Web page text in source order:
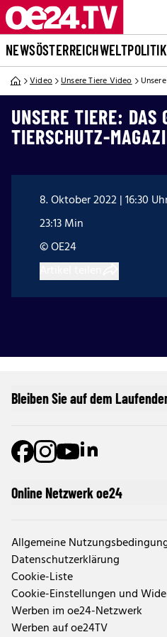
NEWSÖSTERREICHWELTPOLITIK
Video Unsere Tiere Video
UNSERE TIERE: DAS
IERSCHUTZ-
8. Oktober 2022 | 16:30
23:13 Min
© OE24
Online Netzwerk oe24
Allgemeine
Datenschutzerklärung
Cookie-Liste
Cookie-Einstellungen und
Werben im oe24-Netzwerk
Werben auf oe24TV
Bleiben Sie auf dem